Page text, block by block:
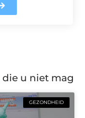
die u niet mag
GEZONDHEID